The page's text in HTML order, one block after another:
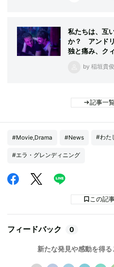
私たちは、互
か？ アンド
独と痛み、ク
by 稲垣貴俊
記事一
#Movie,Drama #News #わた
#エラ・グレンディニング
この記
フィードバック 0
新たな発見や感動を得